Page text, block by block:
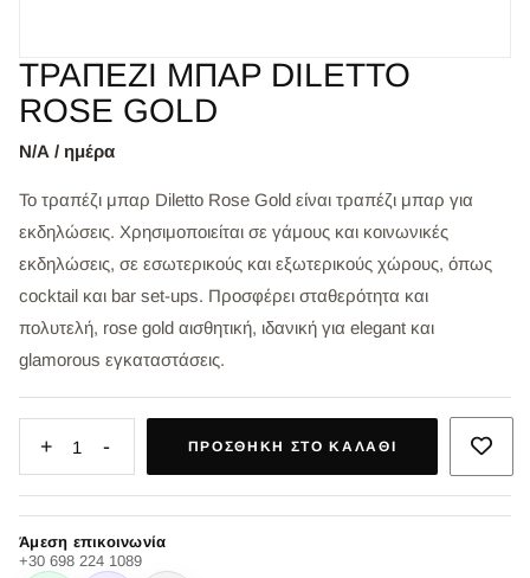
ΤΡΑΠΕΖΙ ΜΠΑΡ DILETTO
ROSE GOLD
Ν/Α / ημέρα
Το τραπέζι μπαρ Diletto Rose Gold είναι τραπέζι μπαρ για
εκδηλώσεις. Χρησιμοποιείται σε γάμους και κοινωνικές
εκδηλώσεις, σε εσωτερικούς και εξωτερικούς χώρους, όπως
cocktail και bar set-ups. Προσφέρει σταθερότητα και
πολυτελή, rose gold αισθητική, ιδανική για elegant και
glamorous εγκαταστάσεις.
+ 1 - ΠΡΟΣΘΉΚΗ ΣΤΟ ΚΑΛΆΘΙ
Άμεση επικοινωνία
+30 698 224 1089